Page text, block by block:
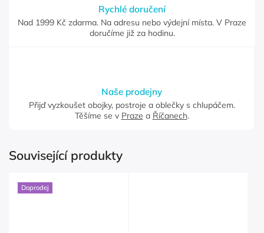
Rychlé doručení
Nad 1999 Kč zdarma. Na adresu nebo výdejní místa. V Praze
doručíme již za hodinu.
Naše prodejny
Přijď vyzkoušet obojky, postroje a oblečky s chlupáčem.
Těšíme se v Praze a Říčanech.
Související produkty
Doprodej